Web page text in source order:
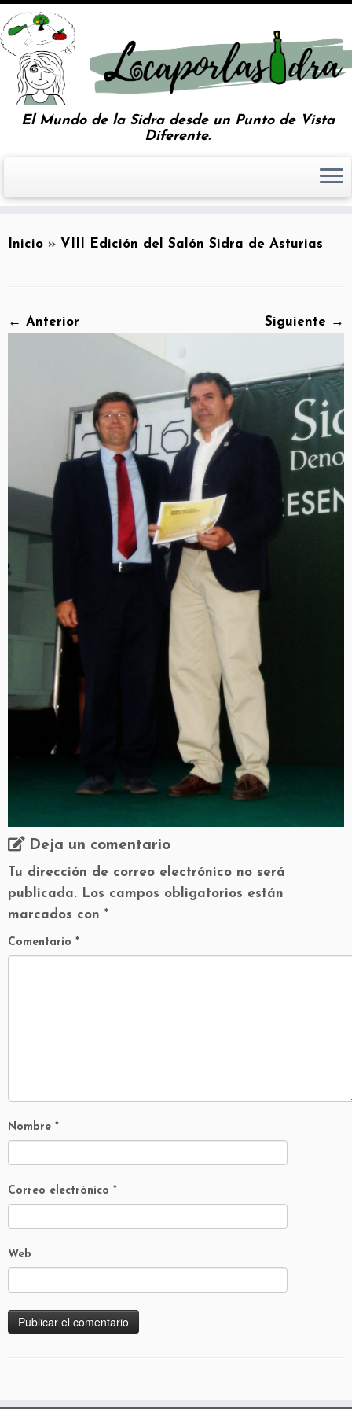
El Mundo de la Sidra desde un Punto de Vista
Diferente.
Inicio » VIII Edición del Salón Sidra de Asturias
← Anterior Siguiente →
Deja un comentario
Tu dirección de correo electrónico no será
publicada. Los campos obligatorios están
marcados con *
Comentario *
Nombre *
Correo electrónico *
Web